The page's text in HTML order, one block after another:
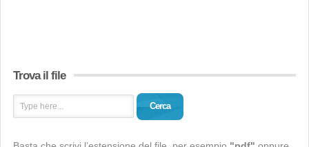
Trova il file
Cerca